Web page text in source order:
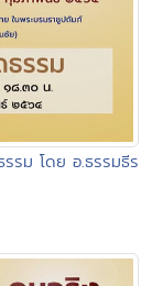
รม โดย อ.ธรรมธีร